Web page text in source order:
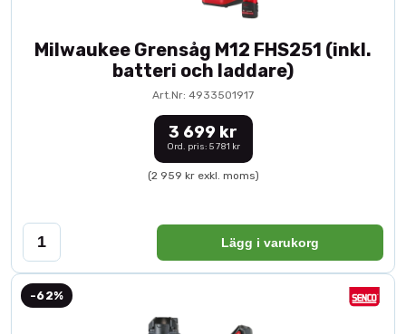
Milwaukee Grensåg M12 FHS251 (inkl.
batteri och laddare)
Art.Nr: 4933501917
3 699 kr
Ord. pris: 5 781 kr
(2 959 kr exkl. moms)
Lägg i varukorg
-62%